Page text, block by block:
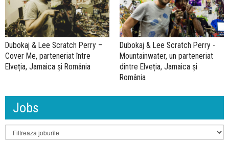
Dubokaj & Lee Scratch Perry –
Cover Me, parteneriat între
Elveția, Jamaica și România
Dubokaj & Lee Scratch Perry -
Mountainwater, un parteneriat
dintre Elveția, Jamaica și
România
Jobs